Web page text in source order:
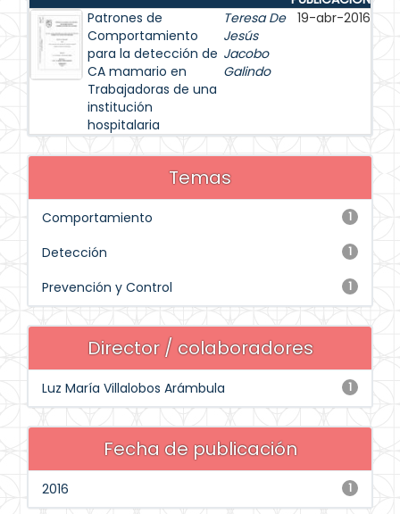
Patrones de
Comportamiento
para la detección de
CA mamario en
Trabajadoras de una
institución
hospitalaria
Teresa De
Jesús
Jacobo
Galindo
19-abr-2016
Temas
1
Comportamiento
1
Detección
1
Prevención y Control
Director / colaboradores
1
Luz María Villalobos Arámbula
Fecha de publicación
1
2016